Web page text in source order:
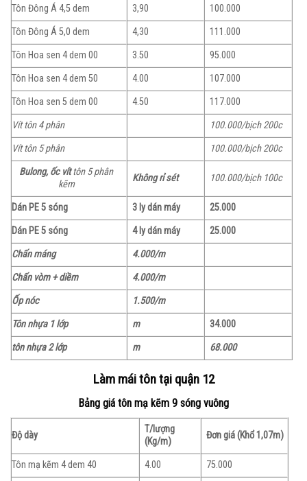
Tôn Đông Á 4,5 dem
3,90
100.000
Tôn Đông Á 5,0 dem
4,30
111.000
Tôn Hoa sen 4 dem 00
3.50
95.000
Tôn Hoa sen 4 dem 50
4.00
107.000
Tôn Hoa sen 5 dem 00
4.50
117.000
Vít tôn 4 phân
100.000/bịch200c
Vít tôn 5 phân
100.000/bịch 200c
Bulong, ốc víttôn 5 phân
kẽm
Không rỉ sét 100.000/bịch 100c
Dán PE 5 sóng 3 ly dán máy
25.000
Dán PE 5 sóng
4 ly dán máy
25.000
Chấn máng
4.000/m
Chấn vòm + diềm
4.000/m
Ốp nóc
1.500/m
Tôn nhựa 1 lớp
m
34.000
tôn nhựa 2 lớp
m 68.000
Làm mái tôn tại quận 12
Bảng giá tôn mạ kẽm 9 sóng vuông
Độ dày
T/lượng
(Kg/m)
Đơn giá (Khổ 1,07m)
Tôn mạ kẽm 4 dem 40 4.00
75.000